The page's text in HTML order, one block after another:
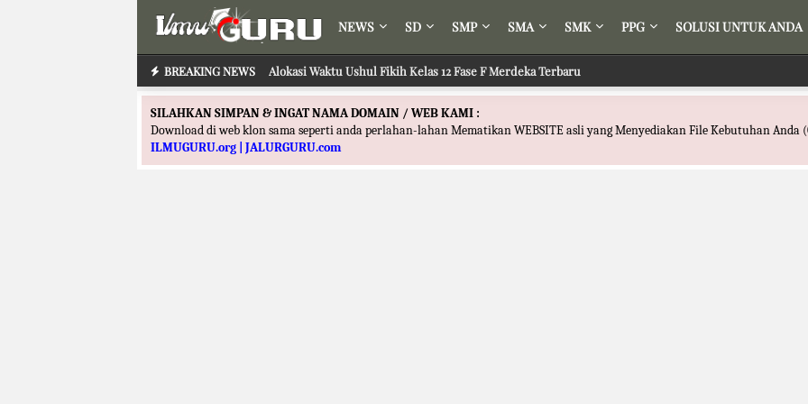
NEWS SD SMP SMA SMK PPG SOLUSI UNTUK ANDA
BREAKING NEWS Alokasi Waktu Ushul Fikih Kelas 12 Fase F Merdeka Terbaru
Alokasi Waktu Ilmu Tafsir Kelas 12 Fase F Merdeka Terbaru
SILAHKAN SIMPAN & INGAT NAMA DOMAIN / WEB KAMI :
Download di web klon sama seperti anda perlahan-lahan Mematikan WEBSITE asli yang Menyediakan File Kebutuhan Anda
ILMUGURU.org | JALURGURU.com